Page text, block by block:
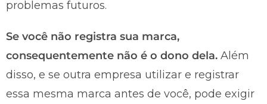
problemas futuros.
Se você não registra sua marca,
consequentemente não é o dono dela. Além
disso, e se outra empresa utilizar e registrar
essa mesma marca antes de você, pode exigir